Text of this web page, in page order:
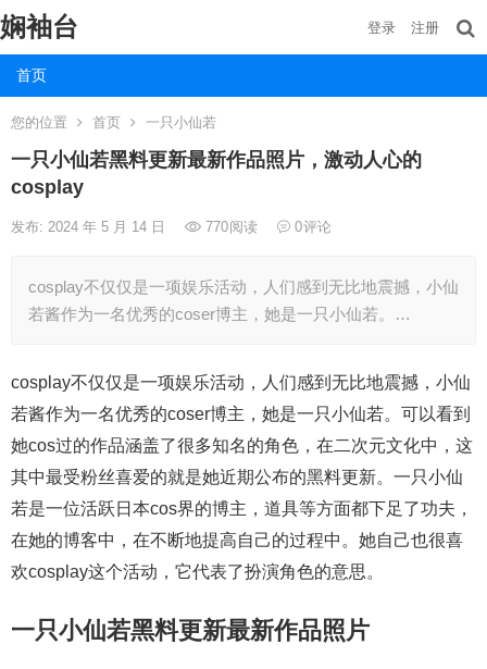
娴袖台
首页
登录 注册
您的位置 首页 一只小仙若
一只小仙若黑料更新最新作品照片，激动人心的
cosplay
发布: 2024 年 5 月 14 日 770阅读 0评论
cosplay不仅仅是一项娱乐活动，人们感到无比地震撼，小仙
若酱作为一名优秀的coser博主，她是一只小仙若。…
cosplay不仅仅是一项娱乐活动，人们感到无比地震撼，小仙
若酱作为一名优秀的coser博主，她是一只小仙若。可以看到
她cos过的作品涵盖了很多知名的角色，在二次元文化中，这
其中最受粉丝喜爱的就是她近期公布的黑料更新。一只小仙
若是一位活跃日本cos界的博主，道具等方面都下足了功夫，
在她的博客中，在不断地提高自己的过程中。她自己也很喜
欢cosplay这个活动，它代表了扮演角色的意思。
一只小仙若黑料更新最新作品照片